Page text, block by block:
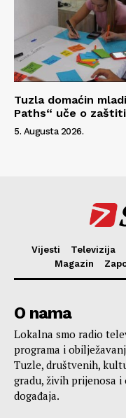
Tuzla domaćin
Paths“ uče o
5. Augusta 2026.
Vijesti Televizija
Magazin
O nama
Lokalna smo radio
programa i
Tuzle, društvenih,
gradu, živih prijenosa
događaja.